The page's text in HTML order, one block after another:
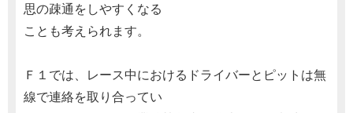
思の疎通をしやすくなる
ことも考えられます。
Ｆ１では、レース中におけるドライバーとピットは無
線で連絡を取り合ってい